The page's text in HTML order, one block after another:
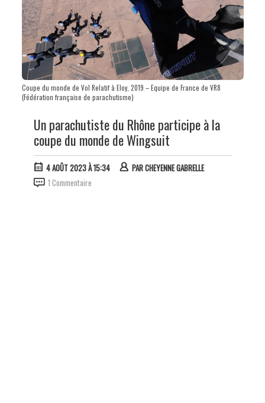
Coupe du monde de Vol Relatif à Eloy, 2019 – Equipe de France de VR8
(Fédération française de parachutisme)
Un parachutiste du Rhône participe à la
coupe du monde de Wingsuit
4 AOÛT 2023 À 15:34 PARCHEYENNE GABRELLE
1 Commentaire